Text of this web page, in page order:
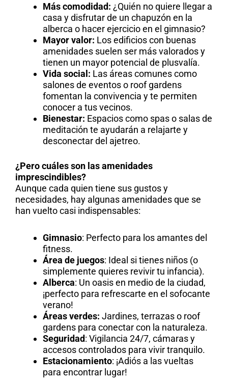
Más comodidad: ¿Quién no quiere llegar a
casa y disfrutar de un chapuzón en la
alberca o hacer ejercicio en el gimnasio?
Mayor valor: Los edificios con buenas
amenidades suelen ser más valorados y
tienen un mayor potencial de plusvalía.
Vida social: Las áreas comunes como
salones de eventos o roof gardens
fomentan la convivencia y te permiten
conocer a tus vecinos.
Bienestar: Espacios como spas o salas de
meditación te ayudarán a relajarte y
desconectar del ajetreo.
¿Pero cuáles son las amenidades
imprescindibles?
Aunque cada quien tiene sus gustos y
necesidades, hay algunas amenidades que se
han vuelto casi indispensables:
Gimnasio: Perfecto para los amantes del
fitness.
Área de juegos: Ideal si tienes niños (o
simplemente quieres revivir tu infancia).
Alberca: Un oasis en medio de la ciudad,
¡perfecto para refrescarte en el sofocante
verano!
Áreas verdes: Jardines, terrazas o roof
gardens para conectar con la naturaleza.
Seguridad: Vigilancia 24/7, cámaras y
accesos controlados para vivir tranquilo.
Estacionamiento: ¡Adiós a las vueltas
para encontrar lugar!